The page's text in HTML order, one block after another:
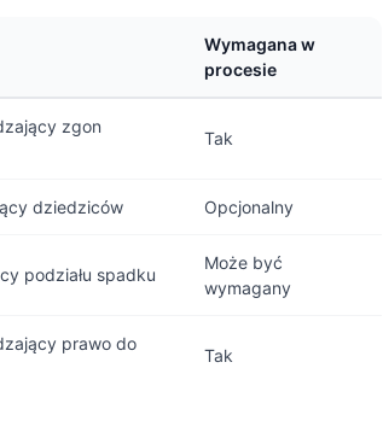
Wymagana w
procesie
zgon
Tak
dziedziców Opcjonalny
podziału spadku
Może być
wymagany
prawo do
Tak